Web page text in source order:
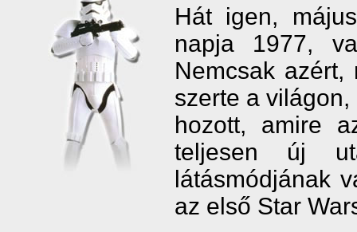
Hát igen,
napja 1977,
Nemcsak
szerte a
hozott, amire
teljesen új
látásmódjának
az első Star